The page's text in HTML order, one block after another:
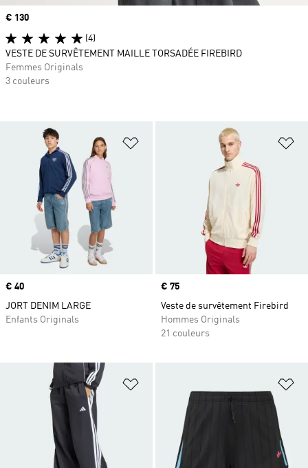
Ajouter à la Liste de produits
Prix
€ 40
JORT DENIM LARGE
Enfants Originals
Prix
€ 75
Veste de survêtement Firebird
Hommes Originals
21 couleurs
Ajouter à la Liste de produits
Prix
€ 130
(4)
VESTE DE SURVÊTEMENT MAILLE TORSADÉE FIREBIRD
Femmes Originals
3 couleurs